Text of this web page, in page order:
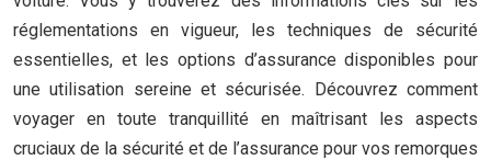
réglementations en vigueur, les techniques de sécurité
essentielles, et les options d’assurance disponibles pour
une utilisation sereine et sécurisée. Découvrez comment
voyager en toute tranquillité en maîtrisant les aspects
cruciaux de la sécurité et de l’assurance pour vos remorques